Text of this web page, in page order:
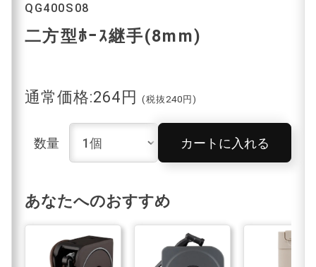
QG400S08
二方型ﾎｰｽ継手(8mm)
通常価格:264円 (税抜240円)
数量 カートに入れる
あなたへのおすすめ